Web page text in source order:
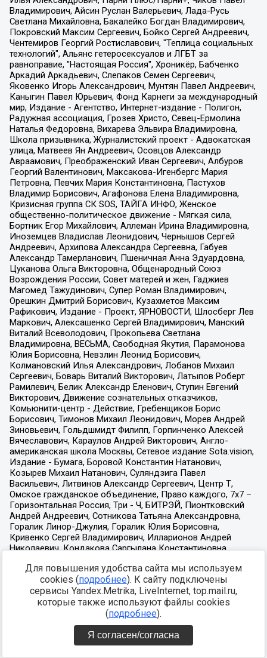
Для повышения удобства сайта мы используем
cookies (подробнее). К сайту подключены
сервисы Yandex.Metrika, LiveInternet, top.mail.ru,
которые также используют файлы cookies
(подробнее).
Я согласен/согласна